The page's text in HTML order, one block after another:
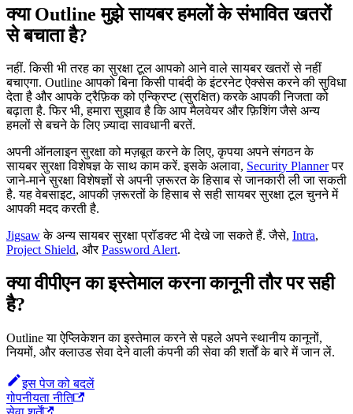
क्या Outline मुझे सायबर हमलों के संभावित खतरों
से बचाता है?
नहीं. किसी भी तरह का सुरक्षा टूल आपको आने वाले सायबर खतरों से नहीं
बचाएगा. Outline आपको बिना किसी पाबंदी के इंटरनेट ऐक्सेस करने की सुविधा
देता है और आपके ट्रैफ़िक को एन्क्रिप्ट (सुरक्षित) करके आपकी निजता को
बढ़ाता है. फिर भी, हमारा सुझाव है कि आप मैलवेयर और फ़िशिंग जैसे अन्य
हमलों से बचने के लिए ज़्यादा सावधानी बरतें.
अपनी ऑनलाइन सुरक्षा को मज़बूत करने के लिए, कृपया अपने संगठन के
सायबर सुरक्षा विशेषज्ञ के साथ काम करें. इसके अलावा, Security Plannerपर
जाने-माने सुरक्षा विशेषज्ञों से अपनी ज़रूरत के हिसाब से जानकारी ली जा सकती
है. यह वेबसाइट, आपकी ज़रूरतों के हिसाब से सही सायबर सुरक्षा टूल चुनने में
आपकी मदद करती है.
Jigsawके अन्य सायबर सुरक्षा प्रॉडक्ट भी देखे जा सकते हैं. जैसे, Intra,
Project Shield, औरPassword Alert.
क्या वीपीएन का इस्तेमाल करना कानूनी तौर पर सही
है?
Outline या ऐप्लिकेशन का इस्तेमाल करने से पहले अपने स्थानीय कानूनों,
नियमों, और क्लाउड सेवा देने वाली कंपनी की सेवा की शर्तों के बारे में जान लें.
इस पेज को बदलें
गोपनीयता नीति